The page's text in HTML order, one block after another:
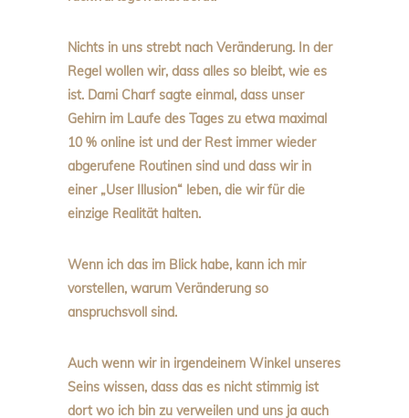
Nichts in uns strebt nach Veränderung. In der
Regel wollen wir, dass alles so bleibt, wie es
ist. Dami Charf sagte einmal, dass unser
Gehirn im Laufe des Tages zu etwa maximal
10 % online ist und der Rest immer wieder
abgerufene Routinen sind und dass wir in
einer „User Illusion“ leben, die wir für die
einzige Realität halten.
Wenn ich das im Blick habe, kann ich mir
vorstellen, warum Veränderung so
anspruchsvoll sind.
Auch wenn wir in irgendeinem Winkel unseres
Seins wissen, dass das es nicht stimmig ist
dort wo ich bin zu verweilen und uns ja auch